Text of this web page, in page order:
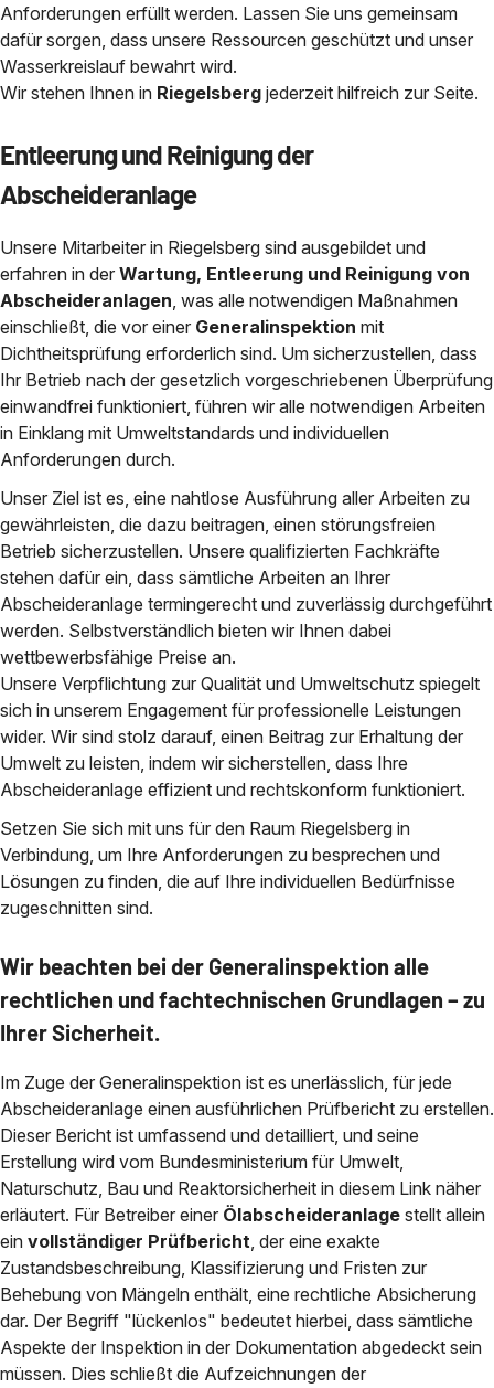
Anforderungen erfüllt werden. Lassen Sie uns gemeinsam
dafür sorgen, dass unsere Ressourcen geschützt und unser
Wasserkreislauf bewahrt wird.
Wir stehen Ihnen in Riegelsberg jederzeit hilfreich zur Seite.
Entleerung und Reinigung der
Abscheideranlage
Unsere Mitarbeiter in Riegelsberg sind ausgebildet und
erfahren in der Wartung, Entleerung und Reinigung von
Abscheideranlagen, was alle notwendigen Maßnahmen
einschließt, die vor einer Generalinspektion mit
Dichtheitsprüfung erforderlich sind. Um sicherzustellen, dass
Ihr Betrieb nach der gesetzlich vorgeschriebenen Überprüfung
einwandfrei funktioniert, führen wir alle notwendigen Arbeiten
in Einklang mit Umweltstandards und individuellen
Anforderungen durch.
Unser Ziel ist es, eine nahtlose Ausführung aller Arbeiten zu
gewährleisten, die dazu beitragen, einen störungsfreien
Betrieb sicherzustellen. Unsere qualifizierten Fachkräfte
stehen dafür ein, dass sämtliche Arbeiten an Ihrer
Abscheideranlage termingerecht und zuverlässig durchgeführt
werden. Selbstverständlich bieten wir Ihnen dabei
wettbewerbsfähige Preise an.
Unsere Verpflichtung zur Qualität und Umweltschutz spiegelt
sich in unserem Engagement für professionelle Leistungen
wider. Wir sind stolz darauf, einen Beitrag zur Erhaltung der
Umwelt zu leisten, indem wir sicherstellen, dass Ihre
Abscheideranlage effizient und rechtskonform funktioniert.
Setzen Sie sich mit uns für den Raum Riegelsberg in
Verbindung, um Ihre Anforderungen zu besprechen und
Lösungen zu finden, die auf Ihre individuellen Bedürfnisse
zugeschnitten sind.
Wir beachten bei der Generalinspektion alle
rechtlichen und fachtechnischen Grundlagen – zu
Ihrer Sicherheit.
Im Zuge der Generalinspektion ist es unerlässlich, für jede
Abscheideranlage einen ausführlichen Prüfbericht zu erstellen.
Dieser Bericht ist umfassend und detailliert, und seine
Erstellung wird vom Bundesministerium für Umwelt,
Naturschutz, Bau und Reaktorsicherheit in diesem Link näher
erläutert. Für Betreiber einer Ölabscheideranlage stellt allein
ein vollständiger Prüfbericht, der eine exakte
Zustandsbeschreibung, Klassifizierung und Fristen zur
Behebung von Mängeln enthält, eine rechtliche Absicherung
dar. Der Begriff "lückenlos" bedeutet hierbei, dass sämtliche
Aspekte der Inspektion in der Dokumentation abgedeckt sein
müssen. Dies schließt die Aufzeichnungen der